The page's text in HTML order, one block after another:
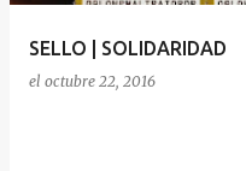
SELLO | SOLIDARIDAD
el octubre 22, 2016